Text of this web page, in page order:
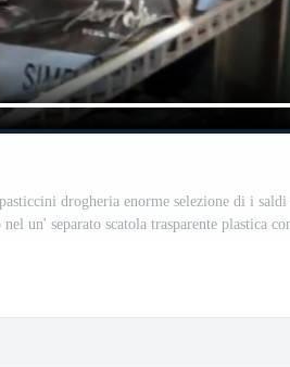
drogheria enorme selezione di i saldi
un' separato scatola trasparente plastica